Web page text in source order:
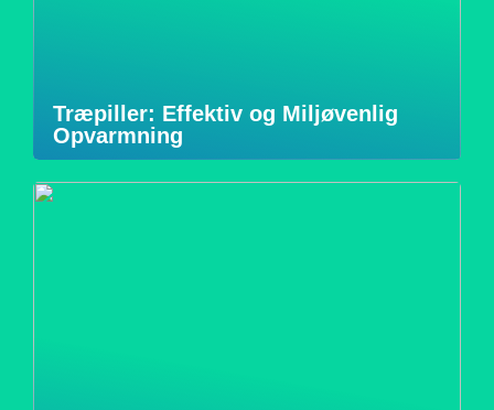
Træpiller: Effektiv og Miljøvenlig
Opvarmning